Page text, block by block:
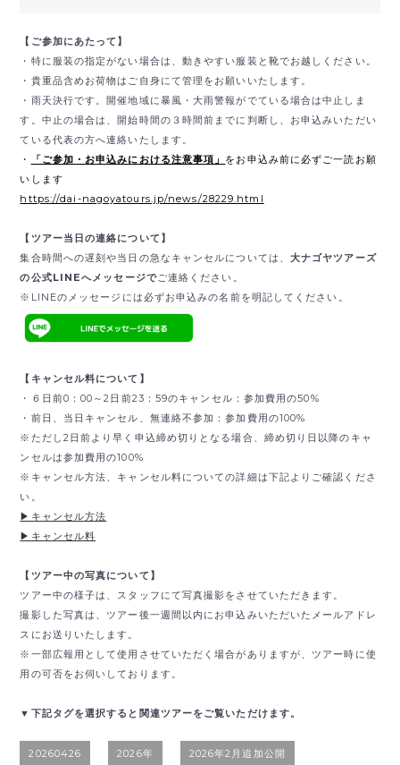
【ご参加にあたって】
・特に服装の指定がない場合は、動きやすい服装と靴でお越しください。
・貴重品含めお荷物はご自身にて管理をお願いいたします。
・雨天決行です。開催地域に暴風・大雨警報がでている場合は中止しま
す。中止の場合は、開始時間の３時間前までに判断し、お申込みいただい
ている代表の方へ連絡いたします。
・
「ご参加・お申込みにおける注意事項」 をお申込み前に必ずご一読お願
いします
https://dai-nagoyatours.jp/news/28229.html
【ツアー当日の連絡について】
集合時間への遅刻や当日の急なキャンセルについては、 大ナゴヤツアーズ
の公式LINEへメッセージでご連絡ください。
※LINEのメッセージには必ずお申込みの名前を明記してください。
【キャンセル料について】
・６日前0：00～2日前23：59のキャンセル：参加費用の50%
・前日、当日キャンセル、無連絡不参加：参加費用の100%
※ただし2日前より早く申込締め切りとなる場合、締め切り日以降のキャ
ンセルは参加費用の100%
※キャンセル方法、キャンセル料についての詳細は下記よりご確認くださ
い。
▶︎キャンセル方法
▶︎キャンセル料
【ツアー中の写真について】
ツアー中の様子は、スタッフにて写真撮影をさせていただきます。
撮影した写真は、ツアー後一週間以内にお申込みいただいたメールアドレ
スにお送りいたします。
※一部広報用として使用させていただく場合がありますが、ツアー時に使
用の可否をお伺いしております。
▼下記タグを選択すると関連ツアーをご覧いただけます。
20260426 2026年 2026年2月追加公開